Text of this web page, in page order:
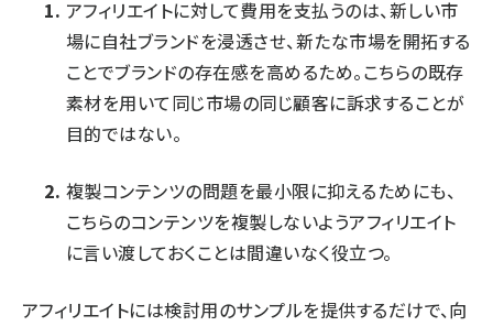
アフィリエイトに対して費用を支払うのは、新しい市
場に自社ブランドを浸透させ、新たな市場を開拓する
ことでブランドの存在感を高めるため。こちらの既存
素材を用いて同じ市場の同じ顧客に訴求することが
目的ではない。
複製コンテンツの問題を最小限に抑えるためにも、
こちらのコンテンツを複製しないようアフィリエイト
に言い渡しておくことは間違いなく役立つ。
アフィリエイトには検討用のサンプルを提供するだけで、向